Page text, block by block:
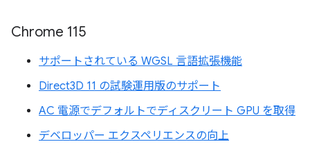
Chrome 115
サポートされている WGSL 言語拡張機能
Direct3D 11 の試験運用版のサポート
AC 電源でデフォルトでディスクリート GPU を取得
デベロッパー エクスペリエンスの向上